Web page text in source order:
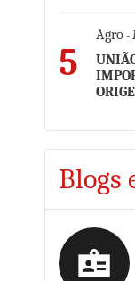
5
Agro-
Blogs